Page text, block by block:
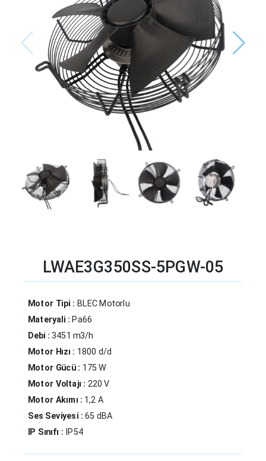
LWAE3G350SS-5PGW-05
Motor Tipi : BLEC Motorlu
Materyali :Pa66
Debi :3451 m3/h
Motor Hızı : 1800 d/d
Motor Gücü : 175 W
Motor Voltajı : 220 V
Motor Akımı : 1,2 A
Ses Seviyesi :65 dBA
IP Sınıfı : IP54